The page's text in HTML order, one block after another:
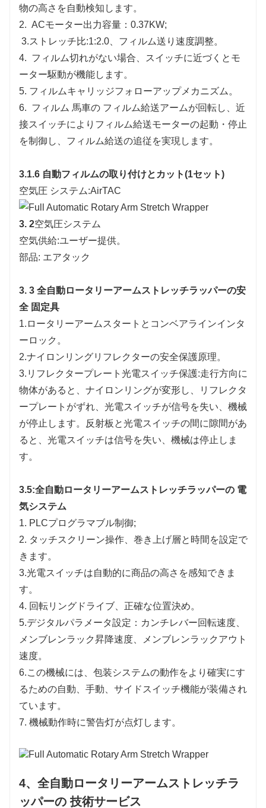
物の高さを自動検知します。
2. ACモーター出力容量：0.37KW;
3.ストレッチ比:1:2.0、フィルム送り速度調整。
4. フィルム切れがない場合、スイッチに近づくとモ
ーター駆動が機能します。
5. フィルムキャリッジフォローアップメカニズム。
6. フィルム 馬車の フィルム給送アームが回転し、近
接スイッチによりフィルム給送モーターの起動・停止
を制御し、フィルム給送の追従を実現します。
3.1.6 自動フィルムの取り付けとカット(1セット)
空気圧 システム:AirTAC
3. 2空気圧システム
空気供給:ユーザー提供。
部品: エアタック
3. 3 全自動ロータリーアームストレッチラッパーの安
全 固定具
1.ロータリーアームスタートとコンベアラインインタ
ーロック。
2.ナイロンリングリフレクターの安全保護原理。
3.リフレクタープレート光電スイッチ保護:走行方向に
物体があると、ナイロンリングが変形し、リフレクタ
ープレートがずれ、光電スイッチが信号を失い、機械
が停止します。反射板と光電スイッチの間に隙間があ
ると、光電スイッチは信号を失い、機械は停止しま
す。
3.5:全自動ロータリーアームストレッチラッパーの 電
気システム
1. PLCプログラマブル制御;
2. タッチスクリーン操作、巻き上げ層と時間を設定で
きます。
3.光電スイッチは自動的に商品の高さを感知できま
す。
4. 回転リングドライブ、正確な位置決め。
5.デジタルパラメータ設定：カンチレバー回転速度、
メンブレンラック昇降速度、メンブレンラックアウト
速度。
6.この機械には、包装システムの動作をより確実にす
るための自動、手動、サイドスイッチ機能が装備され
ています。
7. 機械動作時に警告灯が点灯します。
4、全自動ロータリーアームストレッチラ
ッパーの 技術サービス